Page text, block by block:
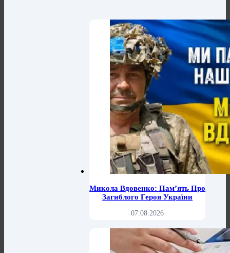
Микола Вдовенко: Пам’ять Про
Загиблого Героя України
07.08.2026